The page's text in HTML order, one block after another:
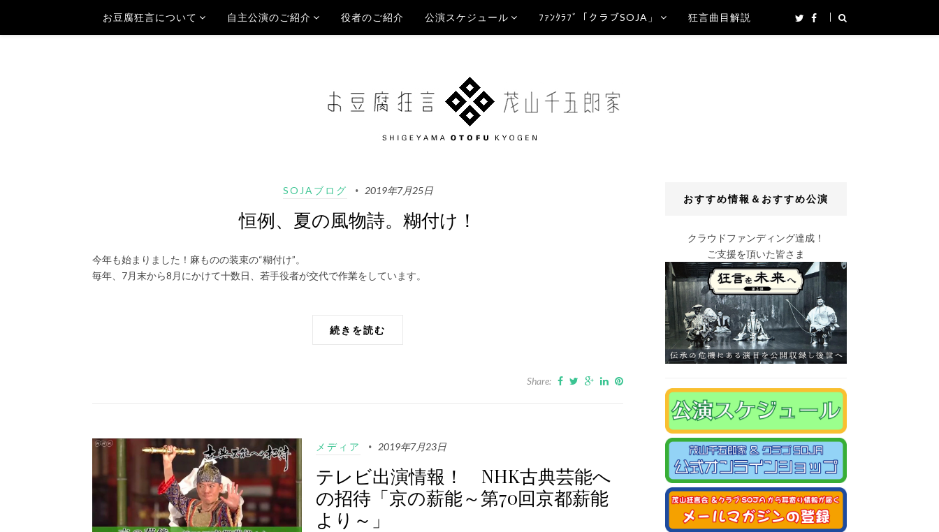
お豆腐狂言について 自主公演のご紹介 役者のご紹介 公演スケジュール ﾌｧﾝｸﾗﾌﾞ「クラブSOJA」 狂言曲目解説
SOJAブログ 2019年7月25日
恒例、夏の風物詩。糊付け！
今年も始まりました！麻ものの装束の“糊付け”。
毎年、7月末から8月にかけて十数日、若手役者が交代で作業をしています。
続きを読む
Share:
メディア 2019年7月23日
テレビ出演情報！ NHK古典芸能へ
の招待「京の薪能～第70回京都薪能
より～」
おすすめ情報＆おすすめ公演
クラウドファンディング達成！
ご支援を頂いた皆さま